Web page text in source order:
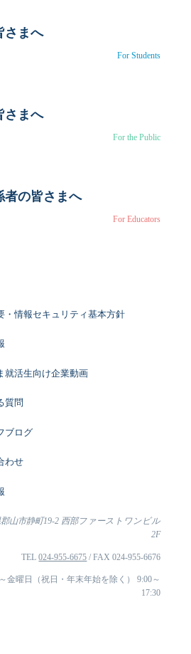
さまへ
For Students
さまへ
For the Public
者の皆さまへ
For Educators
・情報セキュリティ基本方針
就活生向け企業動画
質問
ブログ
わせ
郡山市静町19-2 西部ファーストワンビル
2F
TEL024-955-6675 / FAX 024-955-6676
金曜日（祝日・年末年始を除く） 9:00～
17:30